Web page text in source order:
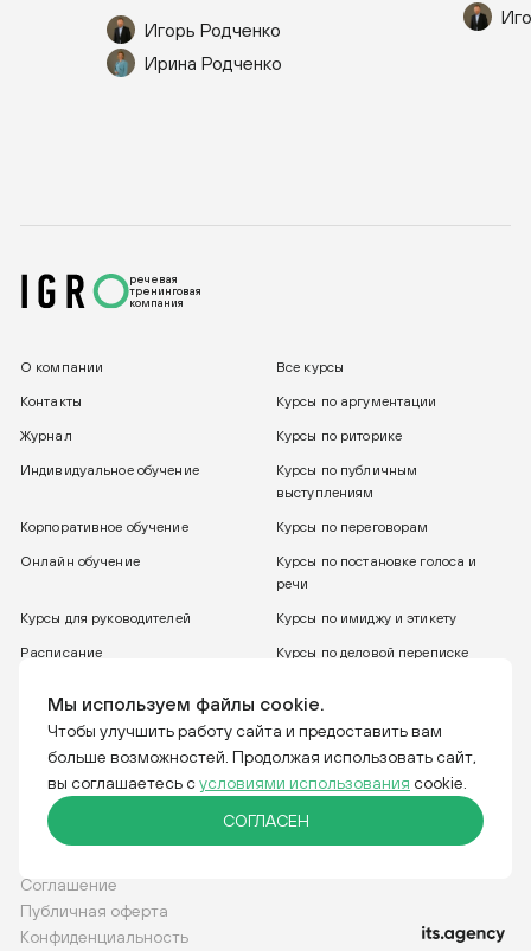
Мы используем файлы cookie.
Чтобы улучшить работу сайта и предоставить вам
больше возможностей. Продолжая использовать сайт,
вы соглашаетесь с условиями использования cookie.
СОГЛАСЕН
Игорь Родченко
Ирина Родченко
речевая
тренинговая
компания
О компании Все курсы
Контакты Курсы по аргументации
Журнал Курсы по риторике
Индивидуальное обучение
Курсы по публичным
выступлениям
Корпоративное обучение Курсы по переговорам
Онлайн обучение
Курсы по постановке голоса и
речи
Курсы для руководителей Курсы по имиджу и этикету
Расписание Курсы по деловой переписке
Соглашение
Публичная оферта
Конфиденциальность